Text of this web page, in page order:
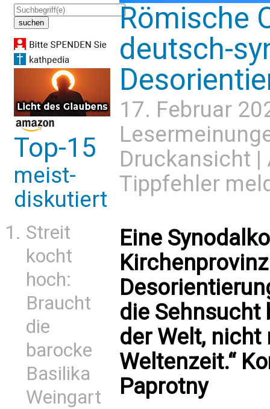
Top-15
meist-
diskutiert
Streit
kocht
hoch:
Braucht
die
barocke
Basilika
Weingart
Römische
deutsch-
17. Februar
Druckansicht |
Tippfehler
Eine
die
der Welt,
Weltenzeit.“
Paprotny